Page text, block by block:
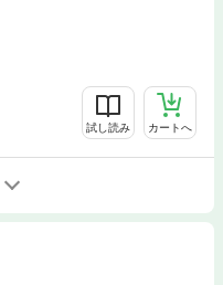
試し読み カートへ